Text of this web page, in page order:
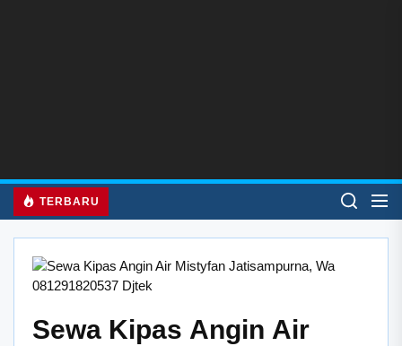
TERBARU
Sewa Kipas Angin Air